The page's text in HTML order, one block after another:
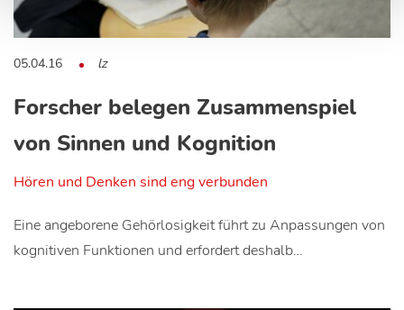
05.04.16 lz
Forscher belegen Zusammenspiel
von Sinnen und Kognition
Hören und Denken sind eng verbunden
Eine angeborene Gehörlosigkeit führt zu Anpassungen von
kognitiven Funktionen und erfordert deshalb…